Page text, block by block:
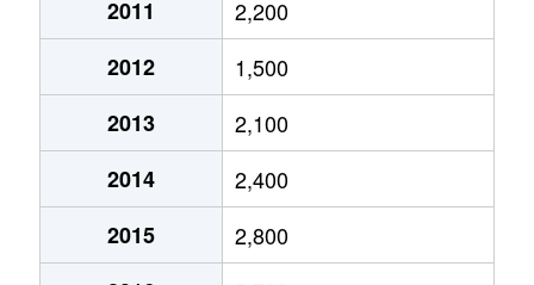
今池
1,900万円
今池(愛知)
今池
1,200万円
今池(愛知)
今池
3,700万円
今池(愛知)
今池
2,000万円
今池(愛知)
今池
1,700万円
今池(愛知)
2011
2,200
2012
1,500
2013
2,100
2014
2,400
2015
2,800